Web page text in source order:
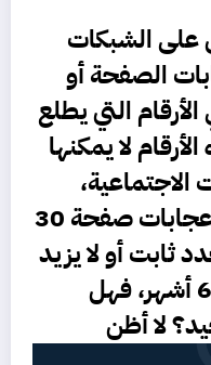
على الشبكات
الصفحة أو
التي يطلع
لا يمكنها
فعلى سبيل المثال عدد إعجابات صفحة 30
ثابت أو لا يزيد
إلا بنسبة قليلة جدًا لفترة 6 أشهر، فهل
لا أظن